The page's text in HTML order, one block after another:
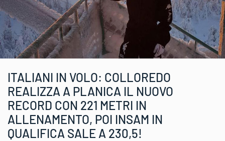
ITALIANI IN VOLO: COLLOREDO
REALIZZA A PLANICA IL NUOVO
RECORD CON 221 METRI IN
ALLENAMENTO, POI INSAM IN
QUALIFICA SALE A 230,5!